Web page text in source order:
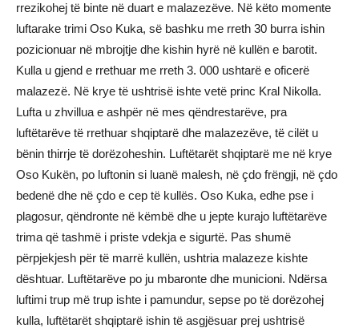
rrezikohej të binte në duart e malazezëve. Në këto momente
luftarake trimi Oso Kuka, së bashku me rreth 30 burra ishin
pozicionuar në mbrojtje dhe kishin hyrë në kullën e barotit.
Kulla u gjend e rrethuar me rreth 3. 000 ushtarë e oficerë
malazezë. Në krye të ushtrisë ishte vetë princ Kral Nikolla.
Lufta u zhvillua e ashpër në mes qëndrestarëve, pra
luftëtarëve të rrethuar shqiptarë dhe malazezëve, të cilët u
bënin thirrje të dorëzoheshin. Luftëtarët shqiptarë me në krye
Oso Kukën, po luftonin si luanë malesh, në çdo frëngji, në çdo
bedenë dhe në çdo e cep të kullës. Oso Kuka, edhe pse i
plagosur, qëndronte në këmbë dhe u jepte kurajo luftëtarëve
trima që tashmë i priste vdekja e sigurtë. Pas shumë
përpjekjesh për të marrë kullën, ushtria malazeze kishte
dështuar. Luftëtarëve po ju mbaronte dhe municioni. Ndërsa
luftimi trup më trup ishte i pamundur, sepse po të dorëzohej
kulla, luftëtarët shqiptarë ishin të asgjësuar prej ushtrisë